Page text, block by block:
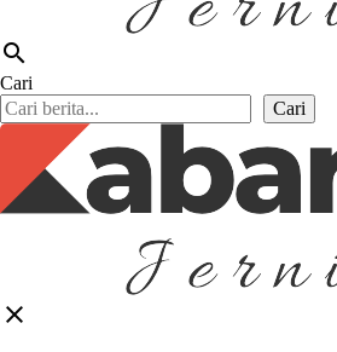
search
Cari
Cari
close